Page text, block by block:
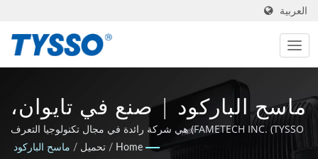
العربية
ماسح الباركود | صنع في تايوان،
مصنع AIDC ونقاط البيع منذ
FAMETECH INC. (TYSSO) هي شركة رائدة في مجال تكنولوجيا التعرف
التلقائي ونقاط البيع. كشركة مصنعة معتمدة وفقًا لمعايير ISO-9001 /
Home
/ تحميل / ماسح الباركود